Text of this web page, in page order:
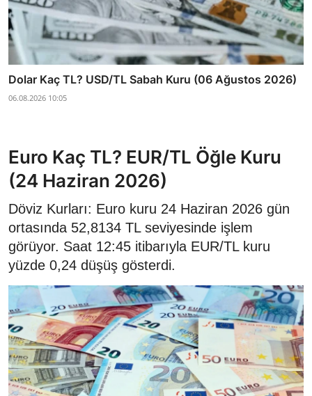
Dolar Kaç TL? USD/TL Sabah Kuru (06 Ağustos 2026)
06.08.2026 10:05
Euro Kaç TL? EUR/TL Öğle Kuru
(24 Haziran 2026)
Döviz Kurları: Euro kuru 24 Haziran 2026 gün
ortasında 52,8134 TL seviyesinde işlem
görüyor. Saat 12:45 itibarıyla EUR/TL kuru
yüzde 0,24 düşüş gösterdi.